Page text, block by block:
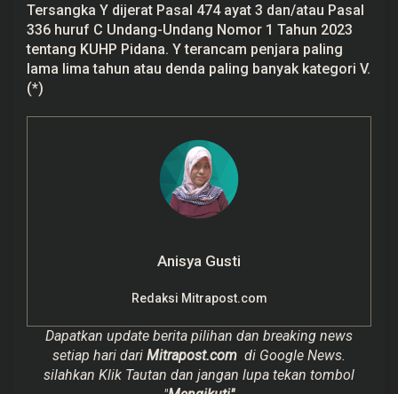
Tersangka Y dijerat Pasal 474 ayat 3 dan/atau Pasal
336 huruf C Undang-Undang Nomor 1 Tahun 2023
tentang KUHP Pidana. Y terancam penjara paling
lama lima tahun atau denda paling banyak kategori V.
(*)
Anisya Gusti
Redaksi Mitrapost.com
Dapatkan update berita pilihan dan breaking news
setiap hari dari Mitrapost.com di Google News.
silahkan Klik Tautan dan jangan lupa tekan tombol